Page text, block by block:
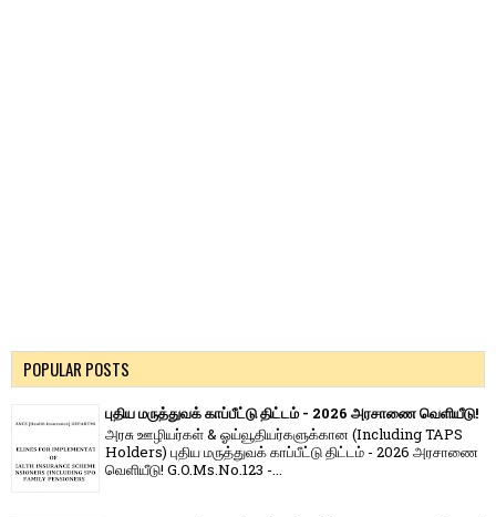
POPULAR POSTS
புதிய மருத்துவக் காப்பீட்டு திட்டம் - 2026 அரசாணை வெளியீடு!
அரசு ஊழியர்கள் & ஓய்வூதியர்களுக்கான (Including TAPS
Holders) புதிய மருத்துவக் காப்பீட்டு திட்டம் - 2026 அரசாணை
வெளியீடு! G.O.Ms.No.123 -...